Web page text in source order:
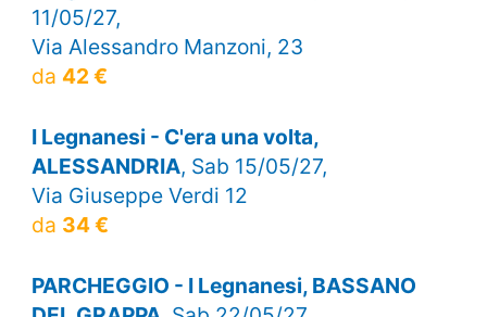
11/05/27,
Via Alessandro Manzoni, 23
da 42 €
I Legnanesi - C'era una volta,
ALESSANDRIA, Sab 15/05/27,
Via Giuseppe Verdi 12
da 34 €
PARCHEGGIO - I Legnanesi, BASSANO